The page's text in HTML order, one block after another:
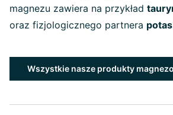
magnezu zawiera na przykład
oraz fizjologicznego partnera potas
Wszystkie nasze produkty